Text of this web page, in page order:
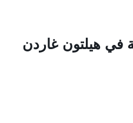
في هيلتون غاردن